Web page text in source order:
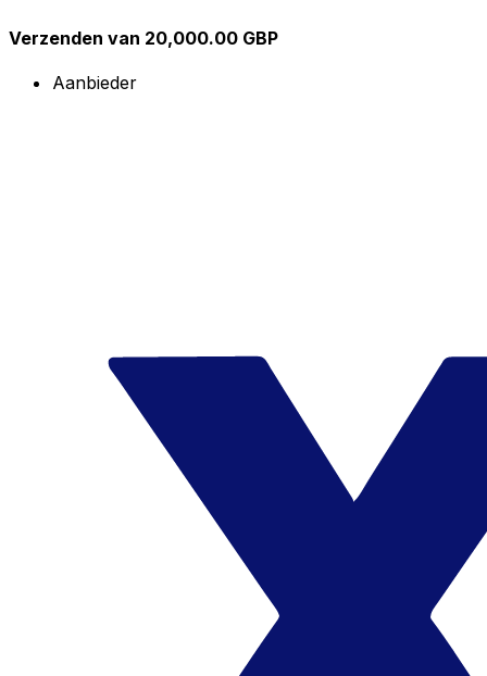
Verzenden van 20,000.00 GBP
Aanbieder